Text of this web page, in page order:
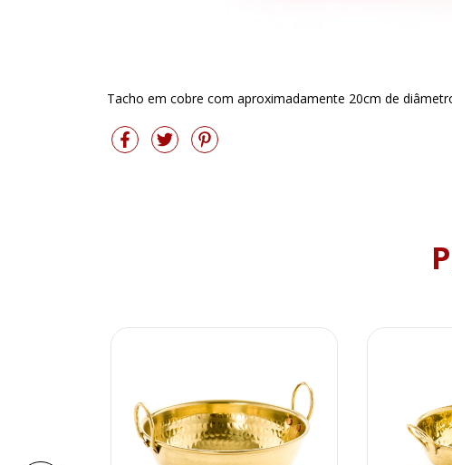
Tacho em cobre com aproximadamente 20cm de